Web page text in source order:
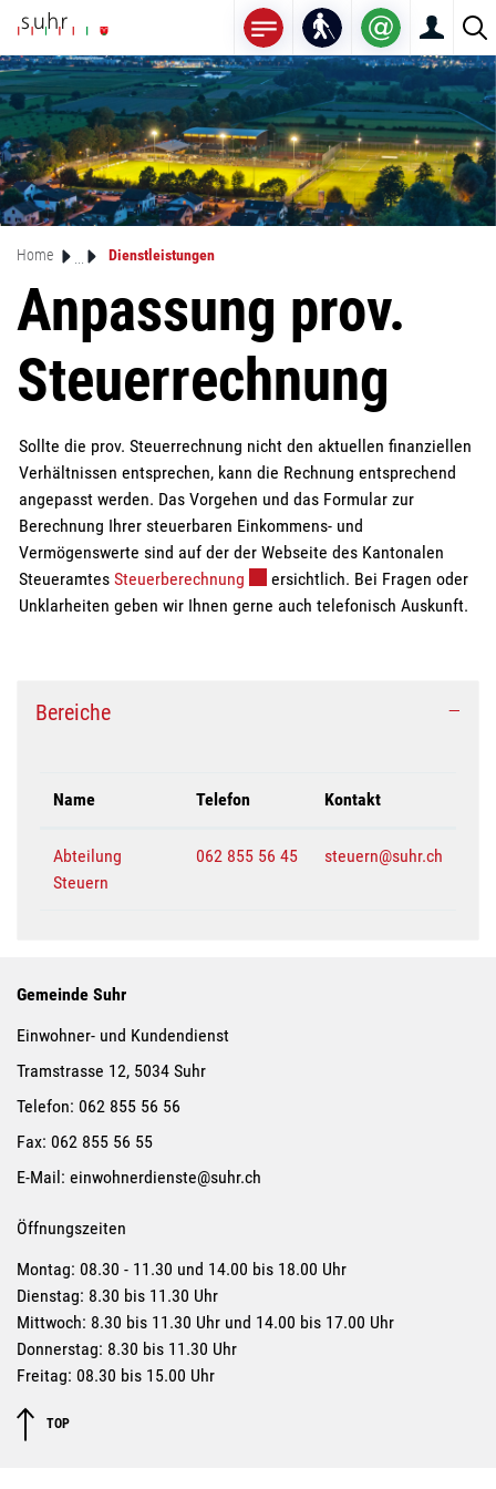
zur Startseite
Direkt zur Hauptnavigation
Direkt zum Inhalt
Direkt zur Suche
Direkt zum Stichwortverzeichnis
Mustergemeinde
Home Dienstleistungen(ausgewählt)
Anpassung prov.
Steuerrechnung
Sollte die prov. Steuerrechnung nicht den aktuellen finanziellen
Verhältnissen entsprechen, kann die Rechnung entsprechend
angepasst werden. Das Vorgehen und das Formular zur
Berechnung Ihrer steuerbaren Einkommens- und
Vermögenswerte sind auf der der Webseite des Kantonalen
Steueramtes Steuerberechnung Externer Link wird in einem
ersichtlich. Bei Fragen oder
Unklarheiten geben wir Ihnen gerne auch telefonisch Auskunft.
Zugehörige Objekte
Bereiche
Name Telefon Kontakt
Abteilung
Steuern
062 855 56 45 steuern@suhr.ch
Gemeinde Suhr
Einwohner- und Kundendienst
Tramstrasse 12, 5034 Suhr
Telefon: 062 855 56 56
Fax: 062 855 56 55
E-Mail: einwohnerdienste@suhr.ch
Öffnungszeiten
Montag: 08.30 - 11.30 und 14.00 bis 18.00 Uhr
Dienstag: 8.30 bis 11.30 Uhr
Mittwoch: 8.30 bis 11.30 Uhr und 14.00 bis 17.00 Uhr
Donnerstag: 8.30 bis 11.30 Uhr
Freitag: 08.30 bis 15.00 Uhr
TOP